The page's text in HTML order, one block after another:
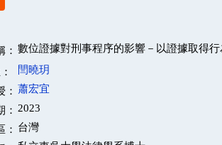
： 數位證據對刑事程序的影響－以證據取得
閆曉玥
： 蕭宏宜
： 2023
： 台灣